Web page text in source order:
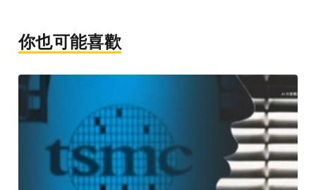
你也可能喜歡